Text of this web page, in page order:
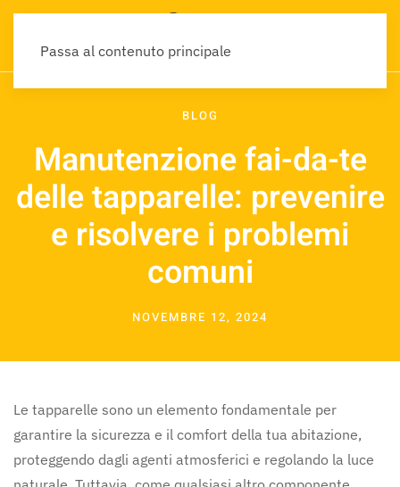
Passa al contenuto principale
BLOG
Manutenzione fai-da-te
delle tapparelle: prevenire
e risolvere i problemi
comuni
NOVEMBRE 12, 2024
Le tapparelle sono un elemento fondamentale per
garantire la sicurezza e il comfort della tua abitazione,
proteggendo dagli agenti atmosferici e regolando la luce